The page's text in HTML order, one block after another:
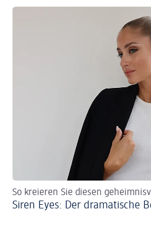
So kreieren Sie diesen
Siren Eyes: Der dramatische